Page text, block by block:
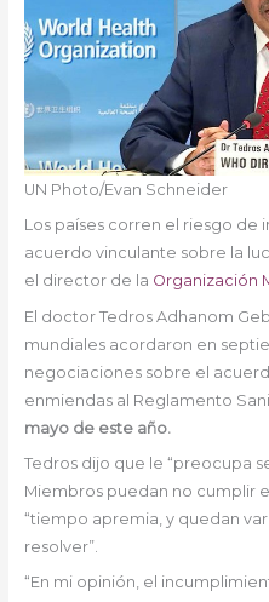
UN Photo/Evan Schneider
Los países corren el riesgo de
acuerdo vinculante sobre la
el director de la Organización
El doctor Tedros Adhanom
mundiales acordaron en
negociaciones sobre el
enmiendas al Reglamento
mayo de este año.
Tedros dijo que le “preocupa
Miembros puedan no cumplir
“tiempo apremia, y quedan
resolver”.
“En mi opinión, el